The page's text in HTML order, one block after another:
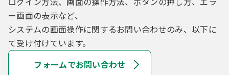
Ｄの利用者による行為であるとみなし，利用
者ＩＤ及びパスワードの事故により発生した
損害等について，一切の責任を負いません。
（５）利用者は，利用者ＩＤ又はパスワード
を亡失した場合には，改めて新規の利用者Ｉ
Ｄを取得するものとします。なお，その場
ー画面の表示など、
システムの画面操作に関するお問い合わせのみ、以下に
て受け付けています。
フォームでお問い合わせ